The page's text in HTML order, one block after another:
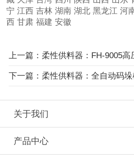
宁 江西 吉林 湖南 湖北 黑龙江 河
西 甘肃 福建 安徽
上一篇：柔性供料器：FH-9005
下一篇：柔性供料器：全自动码
关于我们
产品中心